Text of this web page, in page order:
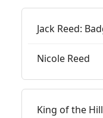
Jack Reed:
Nicole Reed
King of the